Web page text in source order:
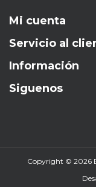
Mi cuenta
Servicio al
Información
Siguenos
Copyright © 2026